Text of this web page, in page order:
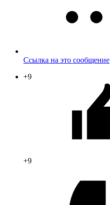
Ссылка на это сообщение
+9
+9